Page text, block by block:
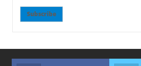
Subscribe